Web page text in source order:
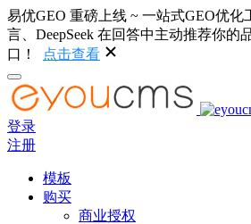
易优GEO 重磅上线 ~ 一站式GEO优化
言、DeepSeek 在回答中主动推荐你的
口！
点击查看
登录
注册
模板
购买
商业授权